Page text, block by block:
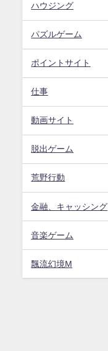
ハウジング
パズルゲーム
ポイントサイト
仕事
動画サイト
脱出ゲーム
荒野行動
金融、キャッシング
音楽ゲーム
飄流幻境M